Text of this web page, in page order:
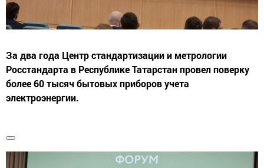
За два года Центр стандартизации и метрологии
Росстандарта в Республике Татарстан провел поверку
более 60 тысяч бытовых приборов учета
электроэнергии.